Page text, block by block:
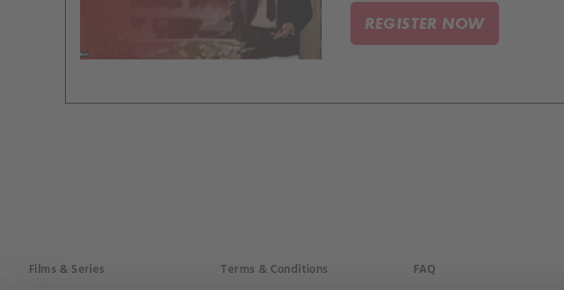
REGISTER NOW
Films & Series Terms & Conditions FAQ